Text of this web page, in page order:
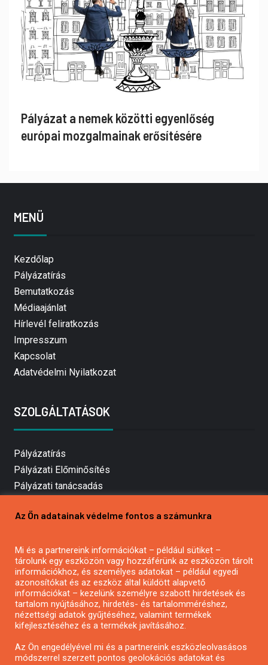
Pályázat a nemek közötti egyenlőség
európai mozgalmainak erősítésére
MENÜ
Kezdőlap
Pályázatírás
Bemutatkozás
Médiaajánlat
Hírlevél feliratkozás
Impresszum
Kapcsolat
Adatvédelmi Nyilatkozat
SZOLGÁLTATÁSOK
Pályázatírás
Pályázati Előminősítés
Pályázati tanácsadás
Mezőgazdasági pályázatírás
Pályázatírás civil szervezeteknek
Pályázatírás önkormányzatoknak
Pályázatfigyelés
Specifikus pályázatfigyelés vagy hírlevél
Az Ön adatainak védelme fontos a számunkra
Mi és a partnereink információkat – például sütiket –
tárolunk egy eszközön vagy hozzáférünk az eszközön tárolt
információkhoz, és személyes adatokat – például egyedi
azonosítókat és az eszköz által küldött alapvető
információkat – kezelünk személyre szabott hirdetések és
tartalom nyújtásához, hirdetés- és tartalomméréshez,
nézettségi adatok gyűjtéséhez, valamint termékek
kifejlesztéséhez és a termékek javításához.
Az Ön engedélyével mi és a partnereink eszközleolvasásos
módszerrel szerzett pontos geolokációs adatokat és